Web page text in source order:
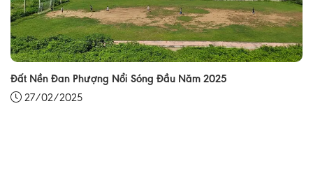
Đất Nền Đan Phượng Nổi Sóng Đầu Năm 2025
27/02/2025